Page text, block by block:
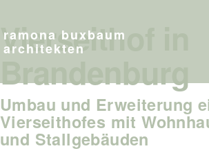
ramona buxbaum
architekten
Vierseithof in
Brandenburg
Umbau und Erweiterung
Vierseithofes mit
und Stallgebäuden